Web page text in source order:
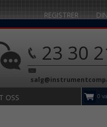
REGISTRER
23 30
OSS 0